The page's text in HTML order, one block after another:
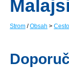
Strom /Obsah >